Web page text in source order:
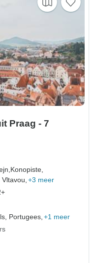
Praag - 7
Konopiste,
+3 meer
Portugees, +1 meer